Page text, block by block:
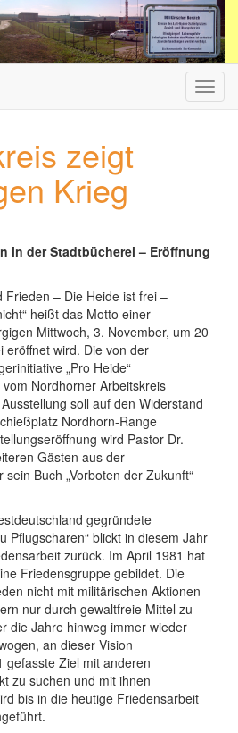
ein-/
zeigt
Krieg
in der Stadtbücherei – Eröffnung
Frieden – Die Heide ist frei –
heißt das Motto einer
Mittwoch, 3. November, um 20
eröffnet wird. Die von der
„Pro Heide“
Nordhorner Arbeitskreis
soll auf den Widerstand
Nordhorn-Range
wird Pastor Dr.
Gästen aus der
Buch „Vorboten der Zukunft“
gegründete
Pflugscharen“ blickt in diesem Jahr
zurück. Im April 1981 hat
Friedensgruppe gebildet. Die
nicht mit militärischen Aktionen
nur durch gewaltfreie Mittel zu
die Jahre hinweg immer wieder
an dieser Vision
gefasste Ziel mit anderen
zu suchen und mit ihnen
bis in die heutige Friedensarbeit